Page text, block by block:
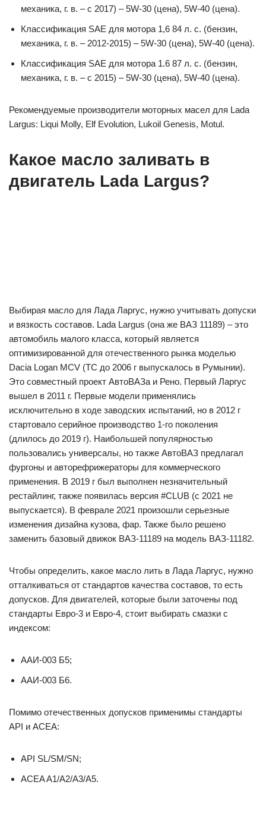
механика, г. в. – с 2017) – 5W-30 (цена), 5W-40 (цена).
Классификация SAE для мотора 1,6 84 л. с. (бензин,
механика, г. в. – 2012-2015) – 5W-30 (цена), 5W-40 (цена).
Классификация SAE для мотора 1.6 87 л. с. (бензин,
механика, г. в. – с 2015) – 5W-30 (цена), 5W-40 (цена).
Рекомендуемые производители моторных масел для Lada
Largus: Liqui Molly, Elf Evolution, Lukoil Genesis, Motul.
Какое масло заливать в
двигатель Lada Largus?
Выбирая масло для Лада Ларгус, нужно учитывать допуски
и вязкость составов. Lada Largus (она же ВАЗ 11189) – это
автомобиль малого класса, который является
оптимизированной для отечественного рынка моделью
Dacia Logan MCV (ТС до 2006 г выпускалось в Румынии).
Это совместный проект АвтоВАЗа и Рено. Первый Ларгус
вышел в 2011 г. Первые модели применялись
исключительно в ходе заводских испытаний, но в 2012 г
стартовало серийное производство 1-го поколения
(длилось до 2019 г). Наибольшей популярностью
пользовались универсалы, но также АвтоВАЗ предлагал
фургоны и авторефрижераторы для коммерческого
применения. В 2019 г был выполнен незначительный
рестайлинг, также появилась версия #CLUB (с 2021 не
выпускается). В феврале 2021 произошли серьезные
изменения дизайна кузова, фар. Также было решено
заменить базовый движок ВАЗ-11189 на модель ВАЗ-11182.
Чтобы определить, какое масло лить в Лада Ларгус, нужно
отталкиваться от стандартов качества составов, то есть
допусков. Для двигателей, которые были заточены под
стандарты Евро-3 и Евро-4, стоит выбирать смазки с
индексом:
ААИ-003 Б5;
ААИ-003 Б6.
Помимо отечественных допусков применимы стандарты
API и ACEA:
API SL/SM/SN;
ACEA A1/A2/A3/A5.